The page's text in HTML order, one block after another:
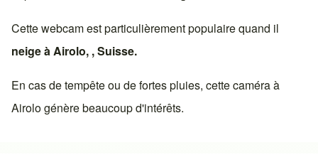
Cette webcam est particulièrement populaire quand il
neige àAirolo, ,Suisse.
En cas de tempête ou de fortes pluies, cette caméra à
Airologénère beaucoup d'intérêts.